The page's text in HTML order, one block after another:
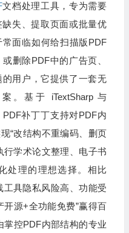
文档处理工具，专为需要
失、提取页面或批量优
面临如何给扫描版PDF
删除PDF中的广告页、
用户，它提供了一套无
。基于 iTextSharp 与
补丁丁支持对PDF内
“改结构不重编码、删页
行学术论文整理、电子书
处理的理想选择。相比
工具隐私风险高、功能受
开源+全功能免费”赢得百
掌控PDF内部结构的专业